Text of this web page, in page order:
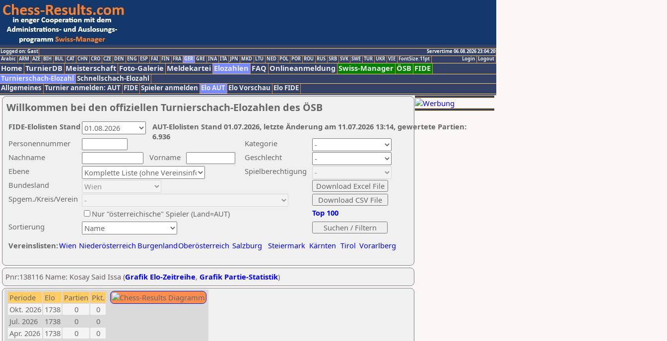
Logged on: Gast
Servertime 06.08.2026 23:04:20
Logout
Login
Arabic ARM AZE BIH BUL CAT CHN CRO CZE DEN ENG ESP FAI FIN FRA GER GRE INA ITA JPN MKD LTU NED POL POR ROU RUS SRB SVK SWE TUR UKR VIE FontSize:11pt
Home TurnierDB Meisterschaft Foto-Galerie Meldekartei Elozahlen FAQ Onlineanmeldung Swiss-Manager ÖSB FIDE
Turnierschach-Elozahl Schnellschach-Elozahl
Allgemeines Turnier anmelden: AUT FIDE Spieler anmelden Elo AUT Elo Vorschau Elo FIDE
Willkommen bei den offiziellen Turnierschach-Elozahlen des ÖSB
Nachname
Vorname
Ebene
Kategorie
Sortierung
Personennummer
Bundesland
Spgem./Kreis/Verein
Geschlecht
Nur "österreichische" Spieler (Land=AUT)
Spielberechtigung
Vereinslisten:Wien Niederösterreich BurgenlandOberösterreich Salzburg Steiermark Kärnten Tirol Vorarlberg
Top 100
AUT-Elolisten Stand 01.07.2026, letzte Änderung am 11.07.2026 13:14, gewertete Partien:
6.936
FIDE-Elolisten Stand
Pnr:138116 Name: Kosay Said Issa (Grafik Elo-Zeitreihe, Grafik Partie-Statistik)
Periode Elo Partien Pkt.
Okt. 2026 1738 0
0
Jul. 2026
1738 0
0
Apr. 2026 1738 0
0